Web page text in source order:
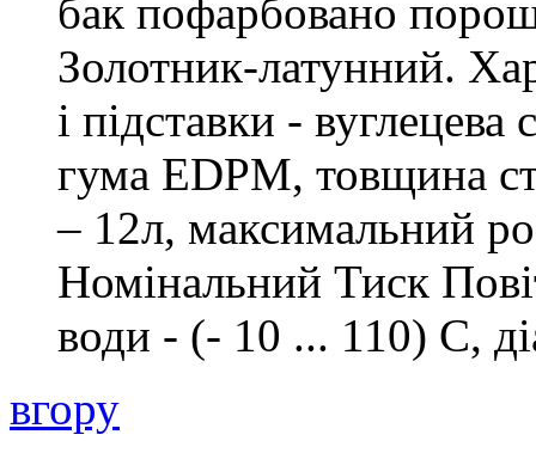
бак пофарбовано
Золотник-латунний.
і підставки -
гума EDPM, товщина
– 12л, максимальний
Номінальний Тиск
води - (- 10 ... 110) С,
вгору